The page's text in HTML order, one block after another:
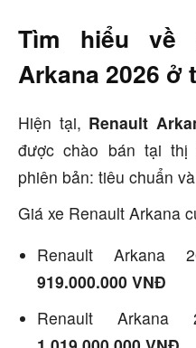
Tìm hiểu về
Arkana 2026 ở
Hiện tại, Renault
được chào bán tại
phiên bản: tiêu chuẩn
Giá xe Renault Arkana
Renault Arkana
919.000.000 VNĐ
Renault